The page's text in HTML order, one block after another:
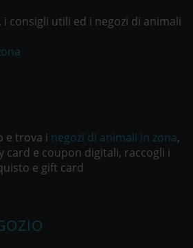
consigli utili ed i negozi di animali
e trova i negozi di animali in zona,
card e coupon digitali, raccogli i
e gift card